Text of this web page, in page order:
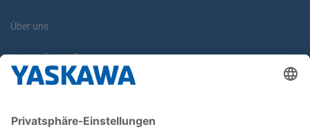
Über uns
Yaskawa Europe GmbH
Karriere
Newsletter